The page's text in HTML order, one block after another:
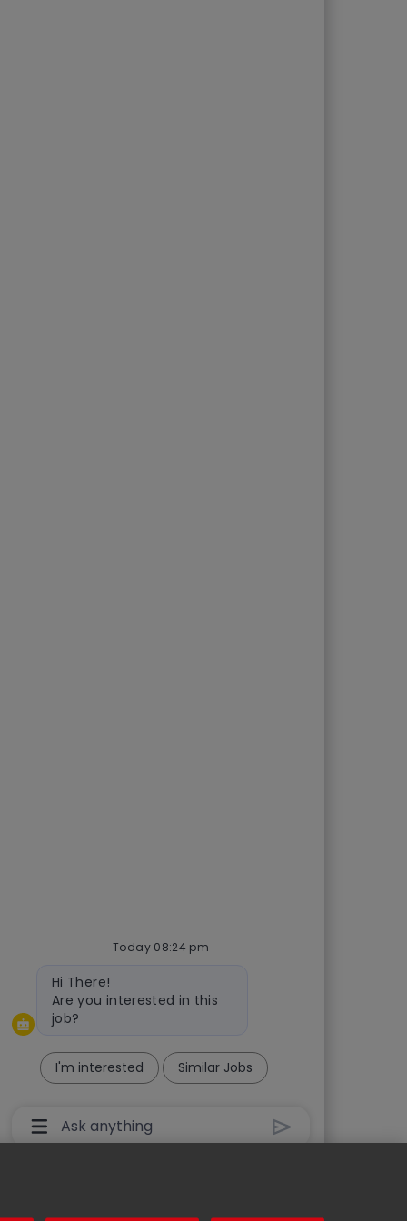
Today 08:24 pm
Bot message
Hi There!
Are you interested in this
job?
I'm interested Similar Jobs
Chatbot User Input Box With Send Button